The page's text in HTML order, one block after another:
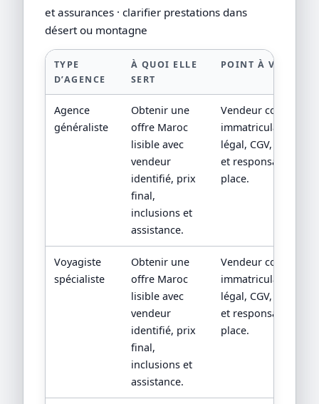
et assurances · clarifier prestations dans
désert ou montagne
TYPE
D’AGENCE
À QUOI ELLE
SERT
POINT À VÉRIFIER
Agence
généraliste
Obtenir une
offre Maroc
lisible avec
vendeur
identifié, prix
final,
inclusions et
assistance.
Vendeur
immatriculation/
légal, CGV,
et responsabilité
place.
Voyagiste
spécialiste
Obtenir une
offre Maroc
lisible avec
vendeur
identifié, prix
final,
inclusions et
assistance.
Vendeur
immatriculation/
légal, CGV,
et responsabilité
place.